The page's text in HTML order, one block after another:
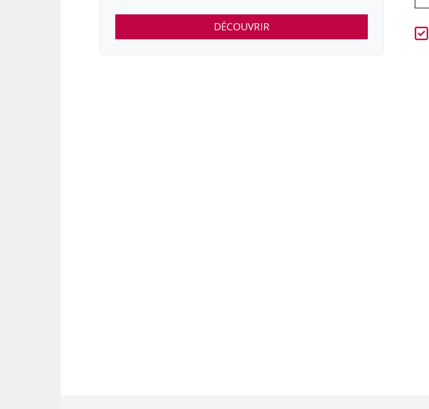
DÉCOUVRIR